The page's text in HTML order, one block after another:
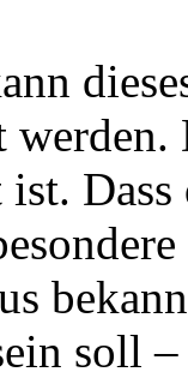
soll